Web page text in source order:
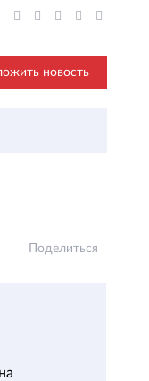
новость
Поделиться